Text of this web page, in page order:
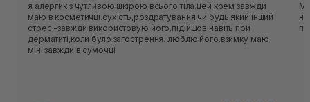
я алергик з чутливою шкірою всього тіла.цей крем завжди
маю в косметичці.сухість,роздратування чи будь який інший
стрес -завжди використовую його.підійшов навіть при
дерматиті,коли було загострення. люблю його.взимку маю
міні завжди в сумочці.